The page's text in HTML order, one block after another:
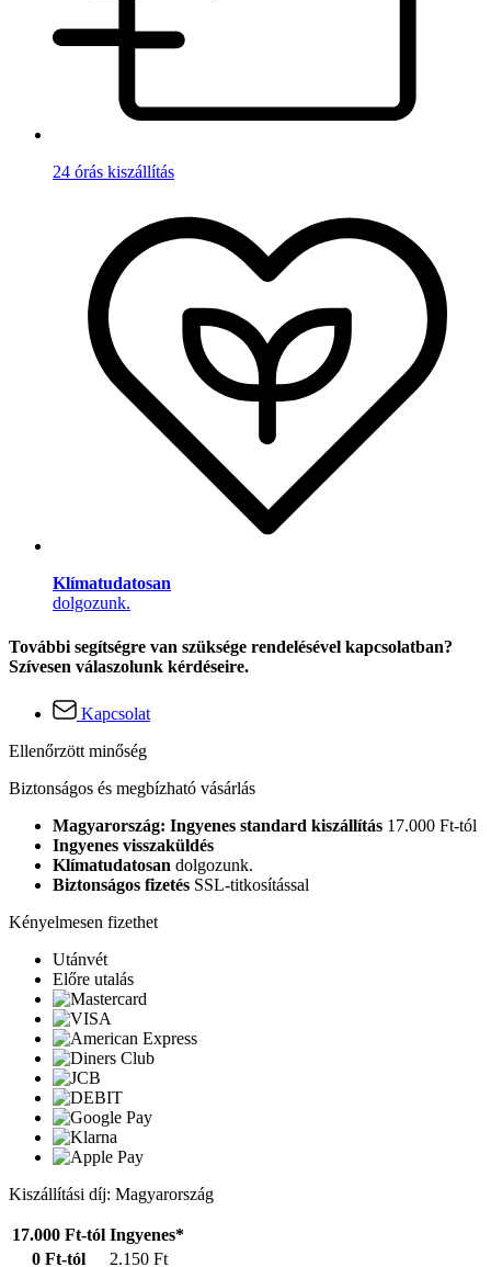
24 órás kiszállítás
Klímatudatosan
dolgozunk.
További segítségre van szüksége rendelésével kapcsolatban?
Szívesen válaszolunk kérdéseire.
Kapcsolat
Ellenőrzött minőség
Biztonságos és megbízható vásárlás
Magyarország: Ingyenes standard kiszállítás 17.000 Ft-tól
Ingyenes visszaküldés
Klímatudatosan dolgozunk.
Biztonságos fizetés SSL-titkosítással
Kényelmesen fizethet
Utánvét
Előre utalás
Kiszállítási díj: Magyarország
17.000 Ft-tól Ingyenes*
0 Ft-tól
2.150 Ft